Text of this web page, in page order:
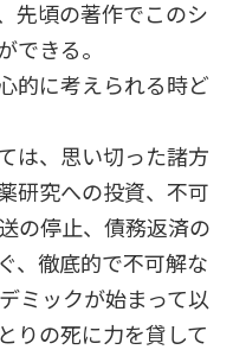
先頃の著作でこのシ
できる。
的に考えられる時ど
は、思い切った諸方
研究への投資、不可
の停止、債務返済の
、徹底的で不可解な
ミックが始まって以
りの死に力を貸して